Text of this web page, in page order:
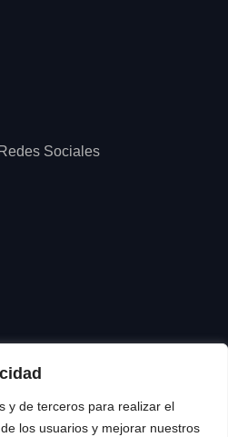
y de terceros para realizar el
los usuarios y mejorar nuestros
Sociales